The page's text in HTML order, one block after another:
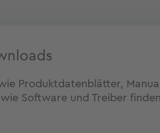
Produktdatenblätter,
Software und Treiber